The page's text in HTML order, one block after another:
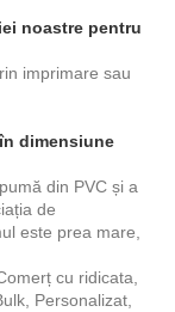
noastre pentru
imprimare sau
dimensiune
din PVC și a
de
este prea mare,
cu ridicata,
Personalizat,